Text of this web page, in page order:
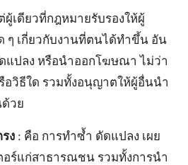
ผู้เดียวที่กฎหมายรับรองให้ผู้
ๆ เกี่ยวกับงานที่ตนได้ทำขึ้น อัน
แปลง หรือนำออกโฆษณา ไม่ว่า
อวิธีใด รวมทั้งอนุญาตให้ผู้อื่นนำ
วย
ง : คือ การทำซ้ำ ดัดแปลง เผย
อร์แก่สาธารณชน รวมทั้งการนำ